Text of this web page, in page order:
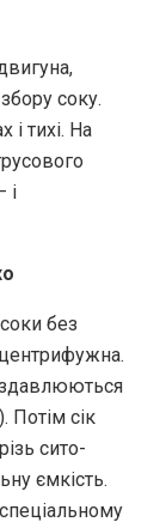
соку.
і тихі. На
і
без
центрифужна.
Потім сік
сито-
ємкість.